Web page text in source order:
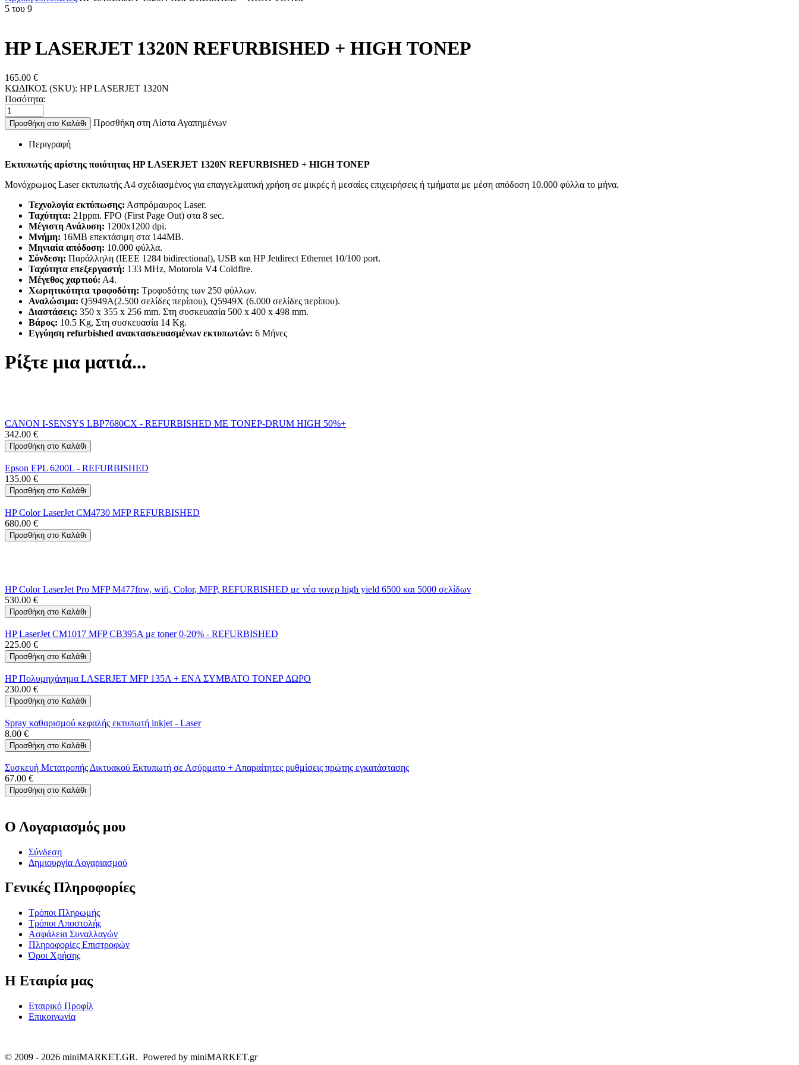
5 του 9
HP LASERJET 1320N REFURBISHED + HIGH ΤΟΝΕΡ
165.00 €
ΚΩΔΙΚΟΣ (SKU): HP LASERJET 1320N
Ποσότητα:
Προσθήκη στο Καλάθι Προσθήκη στη Λίστα Αγαπημένων
Περιγραφή
Εκτυπωτής αρίστης ποιότητας HP LASERJET 1320N REFURBISHED + HIGH ΤΟΝΕΡ
Μονόχρωμος Laser εκτυπωτής Α4 σχεδιασμένος για επαγγελματική χρήση σε μικρές ή μεσαίες επιχειρήσεις ή τμήματα με μέση απόδοση 10.000 φύλλα το μήνα.
Τεχνολογία εκτύπωσης: Ασπρόμαυρος Laser.
Ταχύτητα: 21ppm. FPO (First Page Out) στα 8 sec.
Μέγιστη Ανάλυση: 1200x1200 dpi.
Μνήμη: 16MB επεκτάσιμη στα 144MB.
Μηνιαία απόδοση: 10.000 φύλλα.
Σύνδεση: Παράλληλη (IEEE 1284 bidirectional), USB και HP Jetdirect Ethernet 10/100 port.
Ταχύτητα επεξεργαστή: 133 MHz, Motorola V4 Coldfire.
Μέγεθος χαρτιού: Α4.
Χωρητικότητα τροφοδότη: Τροφοδότης των 250 φύλλων.
Αναλώσιμα: Q5949A(2.500 σελίδες περίπου), Q5949X (6.000 σελίδες περίπου).
Διαστάσεις: 350 x 355 x 256 mm. Στη συσκευασία 500 x 400 x 498 mm.
Βάρος: 10.5 Kg, Στη συσκευασία 14 Kg.
Εγγύηση refurbished ανακτασκευασμένων εκτυπωτών: 6 Μήνες
Ρίξτε μια ματιά...
CANON I-SENSYS LBP7680CX - REFURBISHED ΜΕ ΤΟΝΕΡ-DRUM HIGH 50%+
342.00 €
Προσθήκη στο Καλάθι
Epson EPL 6200L - REFURBISHED
135.00 €
Προσθήκη στο Καλάθι
HP Color LaserJet CM4730 MFP REFURBISHED
680.00 €
Προσθήκη στο Καλάθι
HP Color LaserJet Pro MFP M477fnw, wifi, Color, MFP, REFURBISHED με νέα τονερ high yield 6500 και 5000 σελίδων
530.00 €
Προσθήκη στο Καλάθι
HP LaserJet CM1017 MFP CB395A με toner 0-20% - REFURBISHED
225.00 €
Προσθήκη στο Καλάθι
HP Πολυμηχάνημα LASERJET MFP 135A + ENA ΣΥΜΒΑΤΟ ΤΟΝΕΡ ΔΩΡΟ
230.00 €
Προσθήκη στο Καλάθι
Spray καθαρισμού κεφαλής εκτυπωτή inkjet - Laser
8.00 €
Προσθήκη στο Καλάθι
Συσκευή Μετατροπής Δικτυακού Εκτυπωτή σε Ασύρματο + Απαραίτητες ρυθμίσεις πρώτης εγκατάστασης
67.00 €
Προσθήκη στο Καλάθι
Ο Λογαριασμός μου
Σύνδεση
Δημιουργία Λογαριασμού
Γενικές Πληροφορίες
Τρόποι Πληρωμής
Τρόποι Αποστολής
Ασφάλεια Συναλλαγών
Πληροφορίες Επιστροφών
Όροι Χρήσης
Η Εταιρία μας
Εταιρικό Προφίλ
Επικοινωνία
© 2009 - 2026 miniMARKET.GR. Powered by miniMARKET.gr